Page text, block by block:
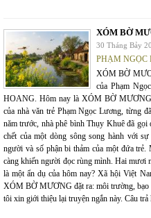
XÓM BỜ
30 Tháng Bảy
PHẠM NGỌC
XÓM BỜ
của Phạm
HOANG. Hôm nay là XÓM BỜ MƯƠNG
của nhà văn trẻ Phạm Ngọc Lương, từng
năm trước, nhà phê bình Thụy Khuê đã
chết của một dòng sông song hành với
người và số phận bi thảm của một đứa
càng khiến người đọc rùng mình. Hai mươi
là một ẩn dụ của hôm nay? Xã hội Việt
XÓM BỜ MƯƠNG đặt ra: môi trường, bạo
tôi xin giới thiệu lại truyện ngắn này. Câu